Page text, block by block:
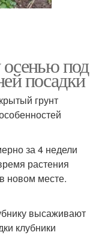
осенью под
посадки
грунт
за 4 недели
растения
новом месте.
высаживают
клубники